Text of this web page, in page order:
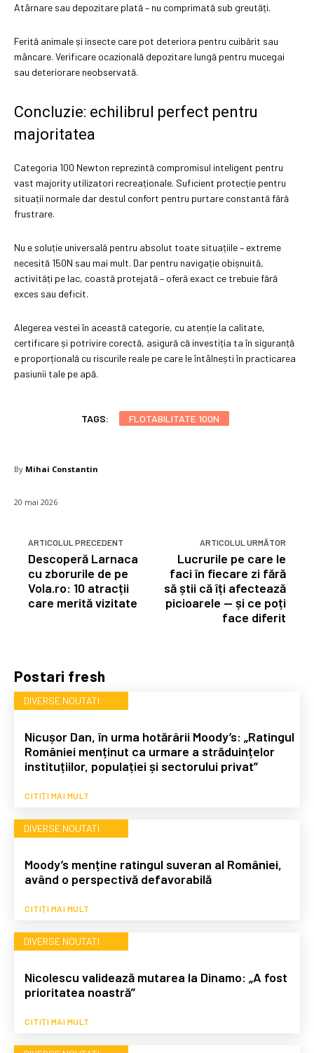
Postari fresh
DIVERSE NOUTATI
Nicușor Dan, în urma hotărârii Moody’s: „Ratingul
României menținut ca urmare a străduințelor
instituțiilor, populației și sectorului privat”
CITIȚI MAI MULT
DIVERSE NOUTATI
Moody’s menține ratingul suveran al României,
având o perspectivă defavorabilă
CITIȚI MAI MULT
DIVERSE NOUTATI
Nicolescu validează mutarea la Dinamo: „A fost
prioritatea noastră”
CITIȚI MAI MULT
Atârnare sau depozitare plată – nu comprimată sub greutăți.
Ferită animale și insecte care pot deteriora pentru cuibărit sau
mâncare. Verificare ocazională depozitare lungă pentru mucegai
sau deteriorare neobservată.
Concluzie: echilibrul perfect pentru
majoritatea
Categoria 100 Newton reprezintă compromisul inteligent pentru
vast majority utilizatori recreaționale. Suficient protecție pentru
situații normale dar destul confort pentru purtare constantă fără
frustrare.
Nu e soluție universală pentru absolut toate situațiile – extreme
necesită 150N sau mai mult. Dar pentru navigație obișnuită,
activități pe lac, coastă protejată – oferă exact ce trebuie fără
exces sau deficit.
Alegerea vestei în această categorie, cu atenție la calitate,
certificare și potrivire corectă, asigură că investiția ta în siguranță
e proporțională cu riscurile reale pe care le întâlnești în practicarea
pasiunii tale pe apă.
TAGS: FLOTABILITATE 100N
By Mihai Constantin
20 mai 2026
ARTICOLUL PRECEDENT
Descoperă Larnaca
cu zborurile de pe
Vola.ro: 10 atracții
care merită vizitate
ARTICOLUL URMĂTOR
Lucrurile pe care le
faci în fiecare zi fără
să știi că îți afectează
picioarele — și ce poți
face diferit